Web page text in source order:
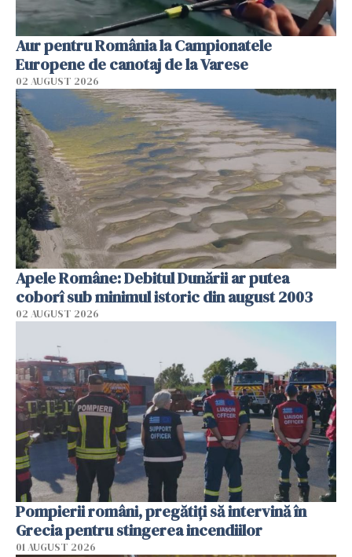
Aur pentru România la Campionatele
Europene de canotaj de la Varese
02 AUGUST 2026
Apele Române: Debitul Dunării ar putea
coborî sub minimul istoric din august 2003
02 AUGUST 2026
Pompierii români, pregătiţi să intervină în
Grecia pentru stingerea incendiilor
01 AUGUST 2026